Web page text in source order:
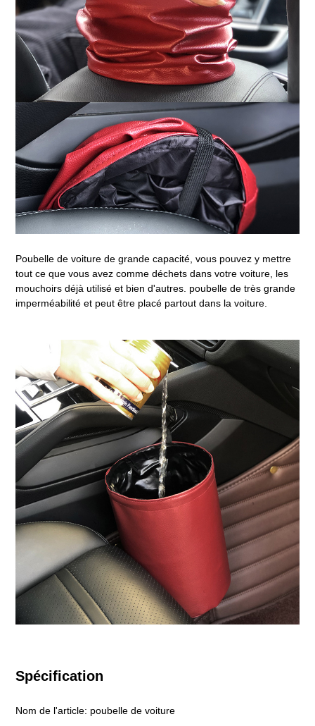
Poubelle de voiture de grande capacité, vous pouvez y mettre
tout ce que vous avez comme déchets dans votre voiture, les
mouchoirs déjà utilisé et bien d'autres. poubelle de très grande
imperméabilité et peut être placé partout dans la voiture.
Spécification
Nom de l'article: poubelle de voiture